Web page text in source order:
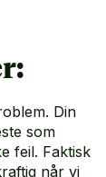
Din
som
feil. Faktisk
når vi